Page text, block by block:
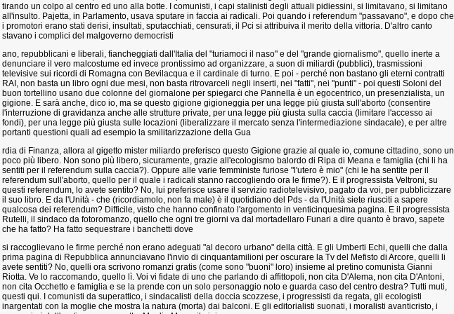
tirando un colpo al centro ed uno alla botte. I comunisti, i capi stalinisti degli attuali pidiessini, si limitavano, si limitano
all'insulto. Pajetta, in Parlamento, usava sputare in faccia ai radicali. Poi quando i referendum "passavano", e dopo che
i promotori erano stati derisi, insultati, sputacchiati, censurati, il Pci si attribuiva il merito della vittoria. D'altro canto
stavano i complici del malgoverno democristi
ano, repubblicani e liberali, fiancheggiati dall'Italia del "turiamoci il naso" e del "grande giornalismo", quello inerte a
denunciare il vero malcostume ed invece prontissimo ad organizzare, a suon di miliardi (pubblici), trasmissioni
televisive sui ricordi di Romagna con Bevilacqua e il cardinale di turno. E poi - perché non bastano gli eterni contratti
RAI, non basta un libro ogni due mesi, non basta ritrovarceli negli inserti, nei "fatti", nei "punti" - poi questi Soloni del
buon tortellino usano due colonne del giornalone per spiegarci che Pannella è un egocentrico, un presenzialista, un
gigione. E sarà anche, dico io, ma se questo gigione gigioneggia per una legge più giusta sull'aborto (consentire
l'interruzione di gravidanza anche alle strutture private, per una legge più giusta sulla caccia (limitare l'accesso ai
fondi), per una legge più giusta sulle locazioni (liberalizzare il mercato senza l'intermediazione sindacale), e per altre
portanti questioni quali ad esempio la smilitarizzazione della Gua
rdia di Finanza, allora al gigetto mister miliardo preferisco questo Gigione grazie al quale io, comune cittadino, sono un
poco più libero. Non sono più libero, sicuramente, grazie all'ecologismo balordo di Ripa di Meana e famiglia (chi li ha
sentiti per il referendum sulla caccia?). Oppure alle varie femministe furiose "l'utero è mio" (chi le ha sentite per il
referendum sull'aborto, quello per il quale i radicali stanno raccogliendo ora le firme?). E il progressista Veltroni, su
questi referendum, lo avete sentito? No, lui preferisce usare il servizio radiotelevisivo, pagato da voi, per pubblicizzare
il suo libro. E da l'Unità - che (ricordiamolo, non fa male) è il quotidiano del Pds - da l'Unità siete riusciti a sapere
qualcosa dei referendum? Difficile, visto che hanno confinato l'argomento in venticinquesima pagina. E il progressista
Rutelli, il sindaco da fotoromanzo, quello che ogni tre giorni va dal mortadellaro Funari a dire quanto è bravo, sapete
che ha fatto? Ha fatto sequestrare i banchetti dove
si raccoglievano le firme perché non erano adeguati "al decoro urbano" della città. E gli Umberti Echi, quelli che dalla
prima pagina di Repubblica annunciavano l'invio di cinquantamilioni per oscurare la Tv del Mefisto di Arcore, quelli li
avete sentiti? No, quelli ora scrivono romanzi gratis (come sono "buoni" loro) insieme al pretino comunista Gianni
Riotta. Ve lo raccomando, quello lì. Voi vi fidate di uno che parlando di affittopoli, non cita D'Alema, non cita D'Antoni,
non cita Occhetto e famiglia e se la prende con un solo personaggio noto e guarda caso del centro destra? Tutti muti,
questi qui. I comunisti da superattico, i sindacalisti della doccia scozzese, i progressisti da regata, gli ecologisti
inargentati con la moglie che mostra la natura (morta) dai balconi. E gli editorialisti suonati, i moralisti avanticristo, i